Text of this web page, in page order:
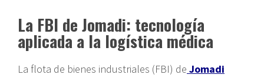
La FBI de Jomadi: tecnología
aplicada a la logística médica
La flota de bienes industriales (FBI) de Jomadi